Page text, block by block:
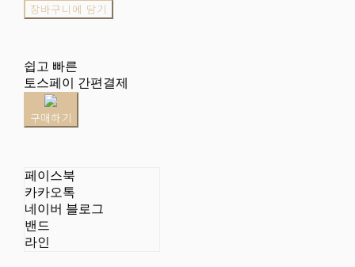
장바구니에 담기
쉽고 빠른
토스페이 간편결제
구매하기
페이스북
카카오톡
네이버 블로그
밴드
라인